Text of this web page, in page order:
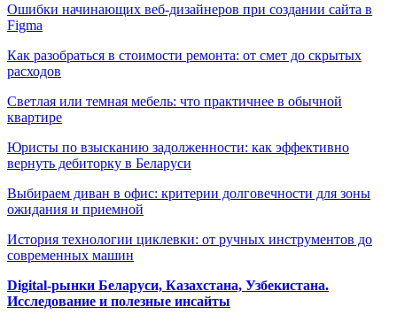
Ошибки начинающих веб-дизайнеров при создании сайта в
Figma
Как разобраться в стоимости ремонта: от смет до скрытых
расходов
Светлая или темная мебель: что практичнее в обычной
квартире
Юристы по взысканию задолженности: как эффективно
вернуть дебиторку в Беларуси
Выбираем диван в офис: критерии долговечности для зоны
ожидания и приемной
История технологии циклевки: от ручных инструментов до
современных машин
Digital-рынки Беларуси, Казахстана, Узбекистана.
Исследование и полезные инсайты